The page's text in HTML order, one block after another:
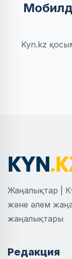
Kyn.kz
Жаңалықтар |
және әлем
жаңалықтары
Редакция